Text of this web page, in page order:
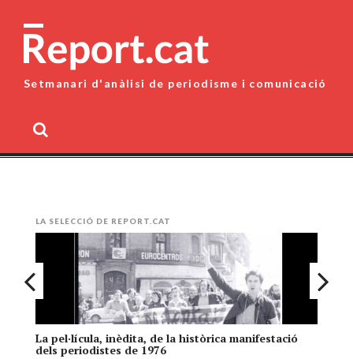
content
Setmanari d'anàlisi de periodisme i comunicació
LA SELECCIÓ DE REPORT.CAT
La pel·lícula, inèdita, de la històrica manifestació
dels periodistes de 1976